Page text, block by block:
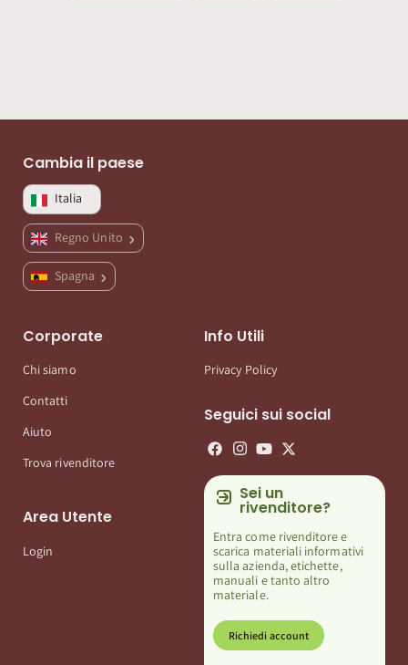
Cambia il paese
Italia
Regno Unito
Spagna
Corporate
Chi siamo
Contatti
Aiuto
Trova rivenditore
Area Utente
Login
Info Utili
Privacy Policy
Seguici sui social
Sei un
rivenditore?
Entra come rivenditore e
scarica materiali informativi
sulla azienda, etichette,
manuali e tanto altro
materiale.
Richiedi account